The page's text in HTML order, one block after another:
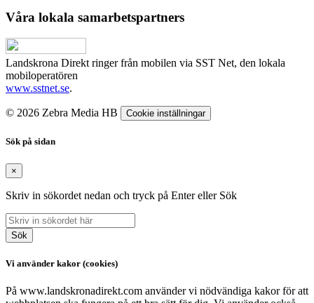
Våra lokala samarbetspartners
Landskrona Direkt ringer från mobilen via SST Net, den lokala
mobiloperatören
www.sstnet.se.
© 2026 Zebra Media HB Cookie inställningar
Sök på sidan
×
Skriv in sökordet nedan och tryck på Enter eller Sök
Sök
Vi använder kakor (cookies)
På www.landskronadirekt.com använder vi nödvändiga kakor för att